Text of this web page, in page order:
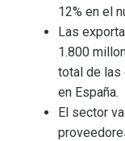
12% en el
Las
1.800
total de las
en España.
El sector